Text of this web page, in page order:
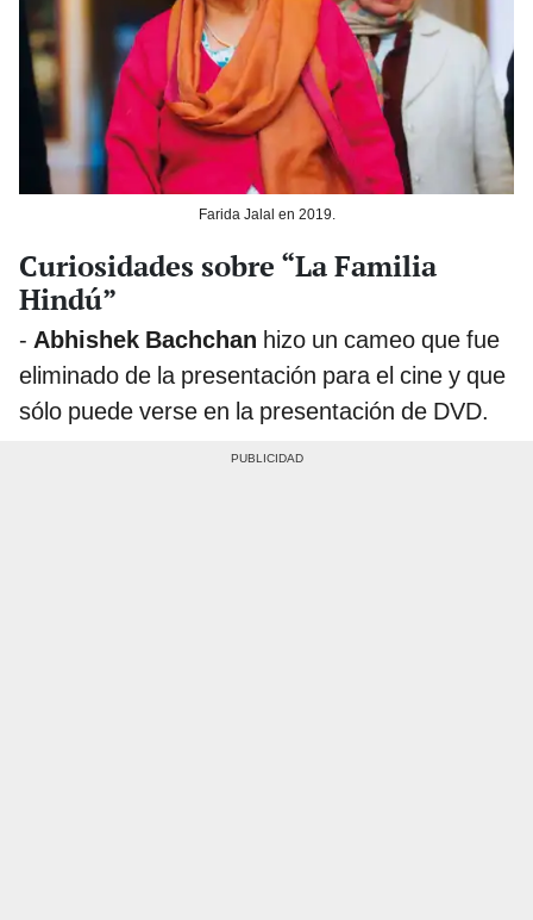
Farida Jalal en 2019.
Curiosidades sobre “La Familia
Hindú”
- Abhishek Bachchan hizo un cameo que fue
eliminado de la presentación para el cine y que
sólo puede verse en la presentación de DVD.